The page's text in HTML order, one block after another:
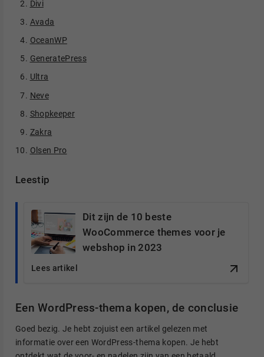
Divi
Avada
OceanWP
GeneratePress
Ultra
Neve
Shopkeeper
Zakra
Olsen Pro
Leestip
Dit zijn de 10 beste
WooCommerce themes voor je
webshop in 2023
Lees artikel
Een WordPress-thema kopen, de conclusie
Goed bezig. Je hebt zojuist een artikel gelezen met
informatie over een WordPress-thema kopen. Je hebt